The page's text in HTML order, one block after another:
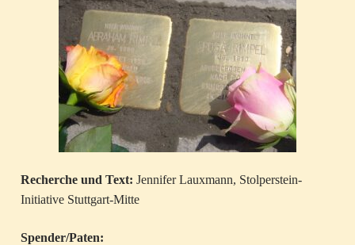
Recherche und Text: Jennifer Lauxmann, Stolperstein-
Initiative Stuttgart-Mitte
Spender/Paten: